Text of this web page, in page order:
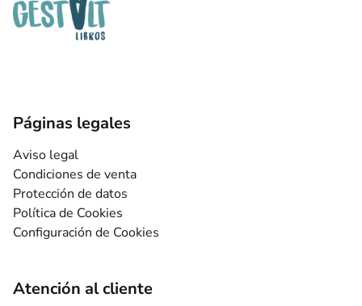
Páginas legales
Aviso legal
Condiciones de venta
Protección de datos
Política de Cookies
Configuración de Cookies
Atención al cliente